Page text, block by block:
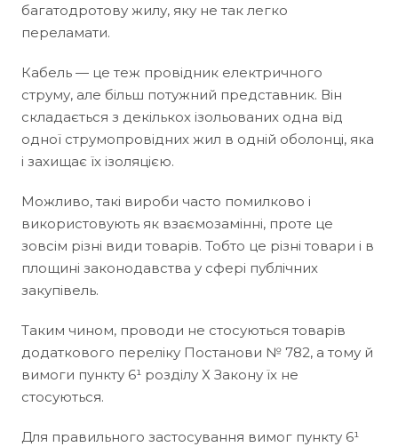
багатодротову жилу, яку не так легко
переламати.
Кабель — це теж провідник електричного
струму, але більш потужний представник. Він
складається з декількох ізольованих одна від
одної струмопровідних жил в одній оболонці, яка
і захищає їх ізоляцією.
Можливо, такі вироби часто помилково і
використовують як взаємозамінні, проте це
зовсім різні види товарів. Тобто це різні товари і в
площині законодавства у сфері публічних
закупівель.
Таким чином, проводи не стосуються товарів
додаткового переліку Постанови № 782, а тому й
вимоги пункту 6¹ розділу Х Закону їх не
стосуються.
Для правильного застосування вимог пункту 6¹